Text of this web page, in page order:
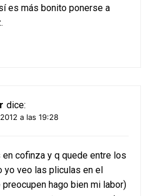
es más bonito ponerse a
dice:
a las 19:28
en cofinza y q quede entre los
veo las pliculas en el
preocupen hago bien mi labor)